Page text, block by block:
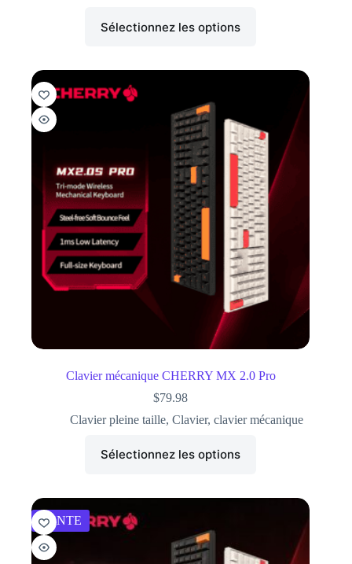
Sélectionnez les options
Clavier mécanique CHERRY MX 2.0 Pro
$79.98
Clavier pleine taille, Clavier, clavier mécanique
Sélectionnez les options
VENTE